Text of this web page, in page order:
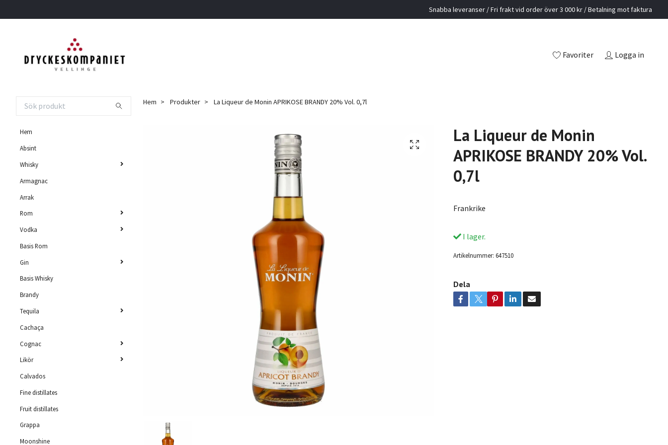
Snabba leveranser / Fri frakt vid order över 3 000 kr / Betalning mot faktura
Favoriter Logga in
Hem
Absint
Whisky
Armagnac
Arrak
Rom
Vodka
Basis Rom
Gin
Basis Whisky
Brandy
Tequila
Cachaça
Cognac
Likör
Calvados
Fine distillates
Fruit distillates
Grappa
Moonshine
Hem Produkter La Liqueur de Monin APRIKOSE BRANDY 20% Vol. 0,7l
La Liqueur de Monin
APRIKOSE BRANDY 20% Vol.
0,7l
Frankrike
I lager.
Artikelnummer: 647510
Dela